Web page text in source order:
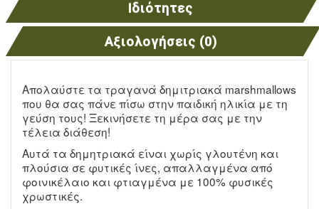
Ιδιότητες
Αξιολογήσεις (0)
Απολαύστε τα τραγανά δημιτριακά marshmallows
που θα σας πάνε πίσω στην παιδική ηλικία με τη
γεύση τους! Ξεκινήσετε τη μέρα σας με την
τέλεια διάθεση!
Αυτά τα δημητριακά είναι χωρίς γλουτένη και
πλούσια σε φυτικές ίνες, απαλλαγμένα από
φοινικέλαιο και φτιαγμένα με 100% φυσικές
χρωστικές.